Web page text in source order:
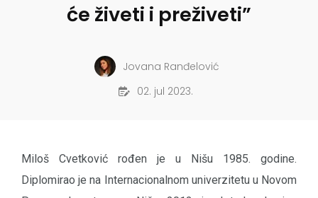
će živeti i preživeti”
Jovana Ranđelović
02. jul 2023.
Miloš Cvetković rođen je u Nišu 1985. godine.
Diplomirao je na Internacionalnom univerzitetu u Novom